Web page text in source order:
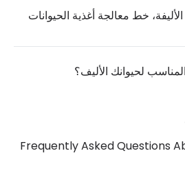
خط معالجة أغذية الحيوانات
لحيوانك الأليف؟
Frequently Asked Questions